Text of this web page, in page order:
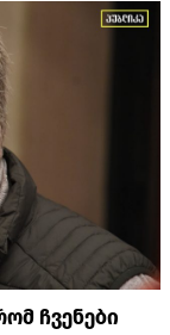
ჩვენები